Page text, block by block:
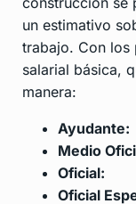
un estimativo
trabajo. Con los
salarial básica,
manera:
Medio
Oficial